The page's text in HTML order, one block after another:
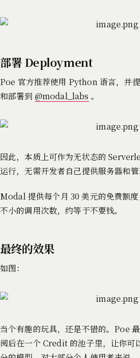
部署 Deployment
Poe 官方推荐使用 Python 语言，并
和部署到 @modal_labs 。
因此，本质上可作为无状态的
运行，无需开发者自己提供服务器和管
Modal 提供每个月 30 美元的免费额
不小的调用次数，约等于不要钱。
最终的效果
如图：
当个有趣的玩具，还是不错的。Poe
阅后在一个 Credit 的池子里，让你可